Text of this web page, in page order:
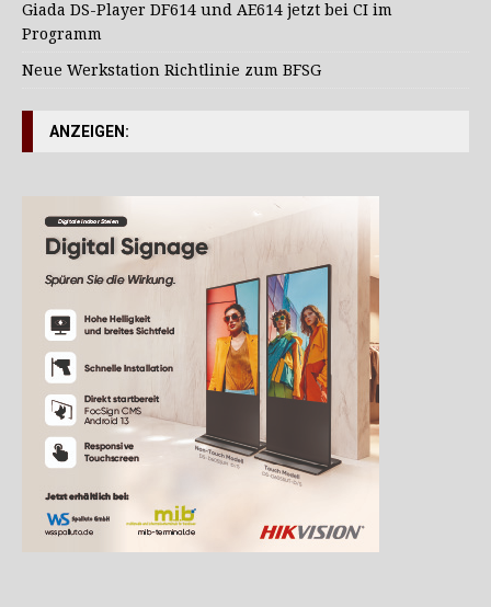
Giada DS-Player DF614 und AE614 jetzt bei CI im
Programm
Neue Werkstation Richtlinie zum BFSG
ANZEIGEN: